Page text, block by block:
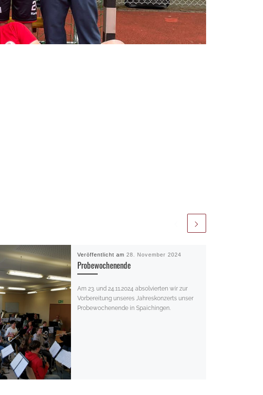
Veröffentlicht am 28. November 2024
Probewochenende
Am 23. und 24.11.2024 absolvierten wir zur
Vorbereitung unseres Jahreskonzerts unser
Probewochenende in Spaichingen.